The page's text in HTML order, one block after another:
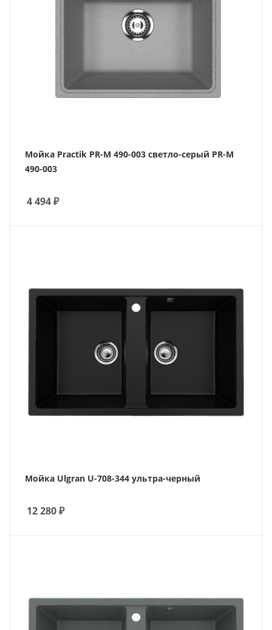
Мойка Practik PR-M 490-003 светло-серый PR-M
490-003
4 494₽
Мойка Ulgran U-708-344 ультра-черный
12 280₽